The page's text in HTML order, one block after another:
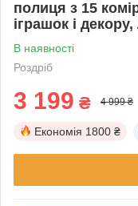
полиця з 15
іграшок і
В наявності
Роздріб
3 199 ₴ 4 999 ₴
Економія 1800 ₴